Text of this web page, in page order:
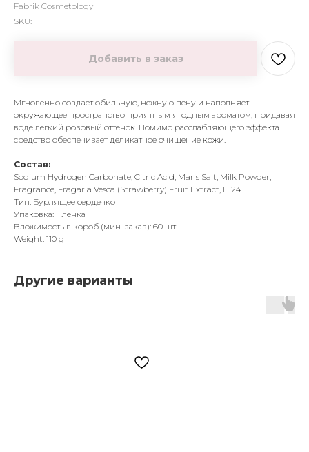
Fabrik Cosmetology
SKU:
Добавить в заказ
Мгновенно создает обильную, нежную пену и наполняет
окружающее пространство приятным ягодным ароматом, придавая
воде легкий розовый оттенок. Помимо расслабляющего эффекта
средство обеспечивает деликатное очищение кожи.
Состав:
Sodium Hydrogen Carbonate, Citric Acid, Maris Salt, Milk Powder,
Fragrance, Fragaria Vesca (Strawberry) Fruit Extract, E124.
Тип: Бурлящее сердечко
Упаковка: Пленка
Вложимость в короб (мин. заказ): 60 шт.
Weight: 110 g
Другие варианты